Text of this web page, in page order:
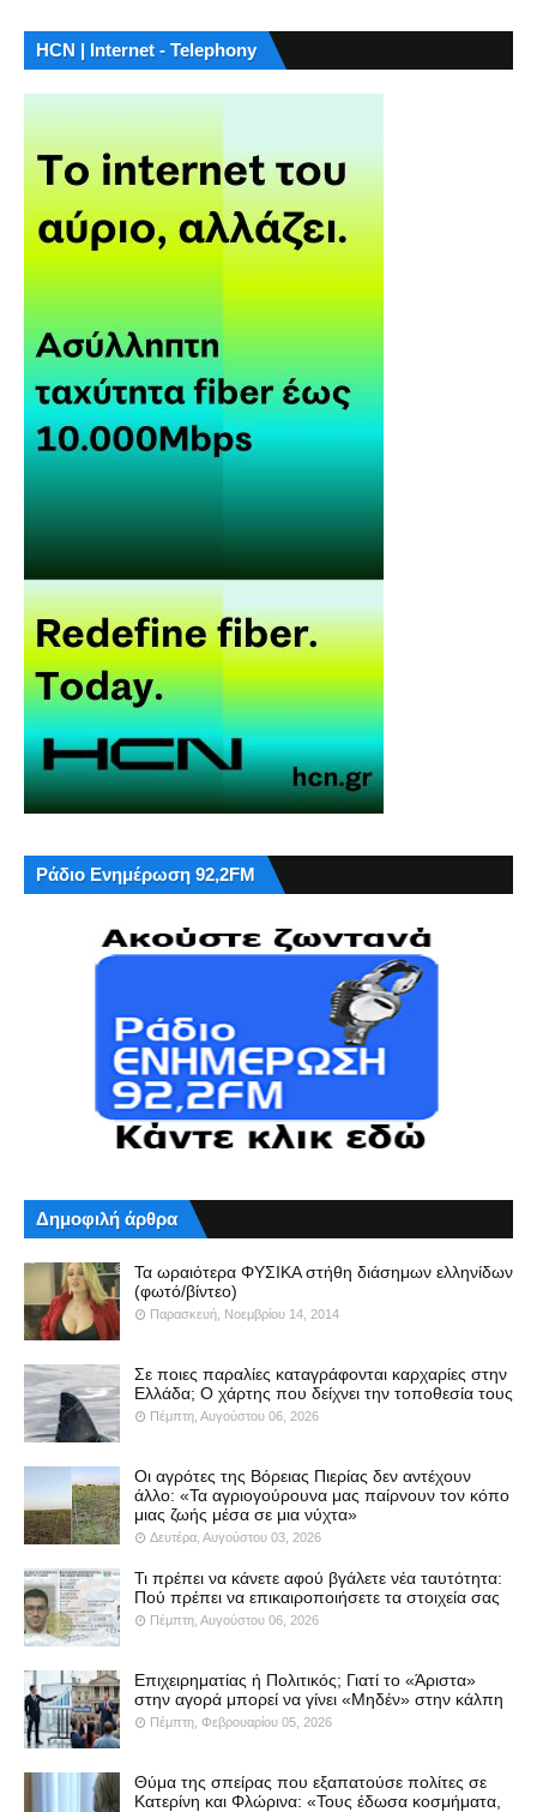
HCN | Internet - Telephony
Ράδιο Ενημέρωση 92,2FM
Δημοφιλή άρθρα
Τα ωραιότερα ΦΥΣΙΚΑ στήθη διάσημων ελληνίδων
(φωτό/βίντεο)
Παρασκευή, Νοεμβρίου 14, 2014
Σε ποιες παραλίες καταγράφονται καρχαρίες στην
Ελλάδα; Ο χάρτης που δείχνει την τοποθεσία τους
Πέμπτη, Αυγούστου 06, 2026
Οι αγρότες της Βόρειας Πιερίας δεν αντέχουν
άλλο: «Τα αγριογούρουνα μας παίρνουν τον κόπο
μιας ζωής μέσα σε μια νύχτα»
Δευτέρα, Αυγούστου 03, 2026
Τι πρέπει να κάνετε αφού βγάλετε νέα ταυτότητα:
Πού πρέπει να επικαιροποιήσετε τα στοιχεία σας
Πέμπτη, Αυγούστου 06, 2026
Επιχειρηματίας ή Πολιτικός; Γιατί το «Άριστα»
στην αγορά μπορεί να γίνει «Μηδέν» στην κάλπη
Πέμπτη, Φεβρουαρίου 05, 2026
Θύμα της σπείρας που εξαπατούσε πολίτες σε
Κατερίνη και Φλώρινα: «Τους έδωσα κοσμήματα,